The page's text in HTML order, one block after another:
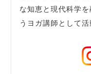
な知恵と現代科学
うヨガ講師として活